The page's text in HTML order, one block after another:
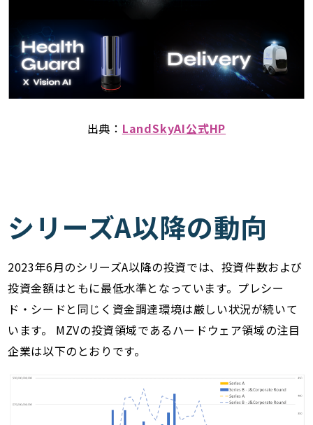
出典： LandSkyAI公式HP
シリーズA以降の動向
2023年6月のシリーズA以降の投資では、投資件数および
投資金額はともに最低水準となっています。プレシー
ド・シードと同じく資金調達環境は厳しい状況が続いて
います。 MZVの投資領域であるハードウェア領域の注目
企業は以下のとおりです。